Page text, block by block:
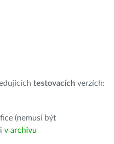
testovacích verzích:
(nemusí být
v archivu